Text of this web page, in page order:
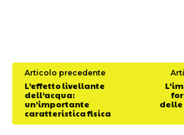
Articolo precedente
L’effetto livellante
dell’acqua:
un’importante
caratteristica fisica
delle